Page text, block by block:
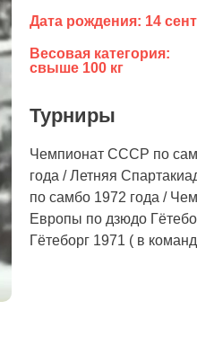
Дата рождения: 14
Весовая категория:
свыше 100 кг
Турниры
Чемпионат СССР по
года / Летняя
по самбо 1972 года /
Европы по дзюдо
Гётеборг 1971 ( в